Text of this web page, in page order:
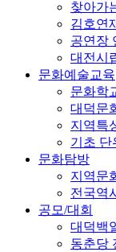
찾아가
김호연
공연장
대전시
문화예술교육
문화학
대덕문
지역특
기초 단
문화탐방
지역문
전국역
공모/대회
대덕백
동춘당